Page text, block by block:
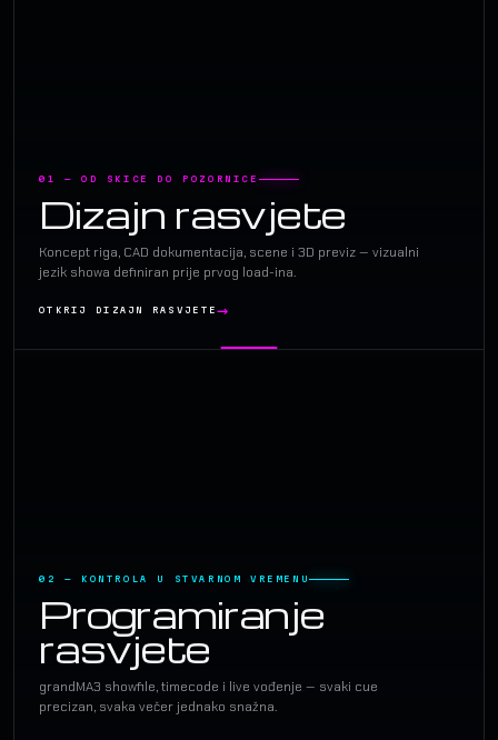
01 — OD SKICE DO POZORNICE
Dizajn rasvjete
Koncept riga, CAD dokumentacija, scene i 3D previz — vizualni
jezik showa definiran prije prvog load-ina.
OTKRIJ DIZAJN RASVJETE
02 — KONTROLA U STVARNOM VREMENU
Programiranje
rasvjete
grandMA3 showfile, timecode i live vođenje — svaki cue
precizan, svaka večer jednako snažna.